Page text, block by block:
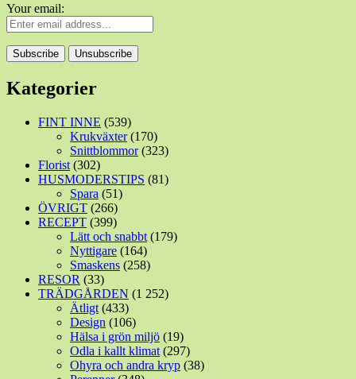
Your email:
Kategorier
FINT INNE (539)
Krukväxter(170)
Snittblommor(323)
Florist (302)
HUSMODERSTIPS (81)
Spara (51)
ÖVRIGT (266)
RECEPT (399)
Lätt och snabbt (179)
Nyttigare (164)
Smaskens (258)
RESOR (33)
TRÄDGÅRDEN (1 252)
Ätligt (433)
Design (106)
Hälsa i grön miljö (19)
Odla i kallt klimat (297)
Ohyra och andra kryp (38)